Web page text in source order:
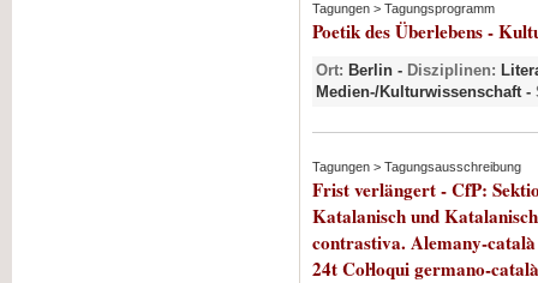
Tagungen > Tagungsprogramm
Poetik des Überlebens -
Ort: Berlin - Disziplinen:
Medien-/Kulturwissenschaft -
Tagungen > Tagungsausschreibung
Frist verlängert - CfP:
Katalanisch und
contrastiva. Alemany-
24t Coŀloqui germano-